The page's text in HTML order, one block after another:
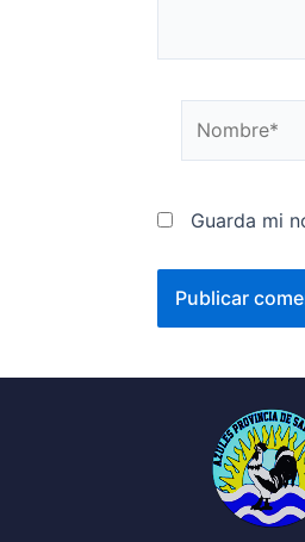
Guarda mi